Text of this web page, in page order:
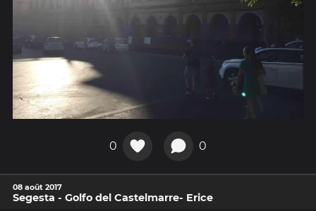
0 0
08 août 2017
Segesta - Golfo del Castelmarre- Erice